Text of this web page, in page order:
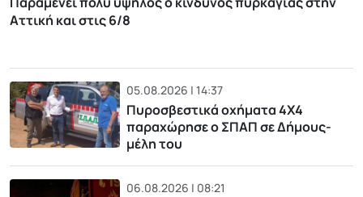
Αττική και στις 6/8
05.08.2026 | 14:37
Πυροσβεστικά οχήματα 4Χ4
παραχώρησε ο ΣΠΑΠ σε Δήμους-
μέλη του
06.08.2026 | 08:21